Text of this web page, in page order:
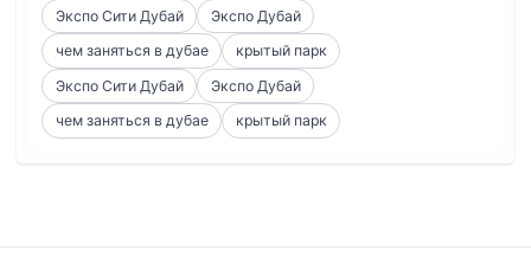
Экспо Сити Дубай
Экспо Дубай
чем заняться в дубае
крытый парк
Экспо Сити Дубай
Экспо Дубай
чем заняться в дубае
крытый парк